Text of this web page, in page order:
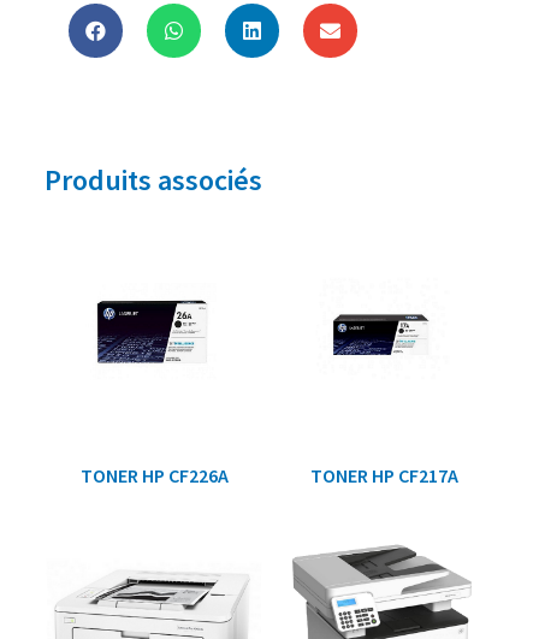
Produits associés
TONER HP CF226A TONER HP CF217A